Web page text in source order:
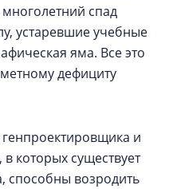
спад
устаревшие учебные
яма. Все это
дефициту
и
которых существует
способны возродить